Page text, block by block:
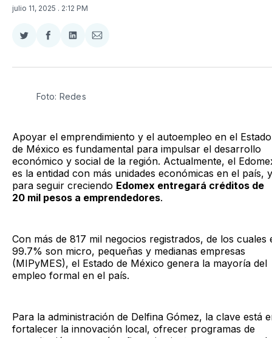
julio 11, 2025 . 2:12 PM
Compartir
Twitter
Compartir
Facebook
Compartir
LinkedIn
Compartir
Email
Foto: Redes
Apoyar el emprendimiento y el autoempleo en el Estado
de México es fundamental para impulsar el desarrollo
económico y social de la región. Actualmente, el
es la entidad con más unidades económicas en el país, y
para seguir creciendo Edomex entregará créditos de
20 mil pesos a emprendedores.
Con más de 817 mil negocios registrados, de los cuales
99.7% son micro, pequeñas y medianas empresas
(MIPyMES), el Estado de México genera la mayoría del
empleo formal en el país.
Para la administración de Delfina Gómez, la clave está
fortalecer la innovación local, ofrecer programas de